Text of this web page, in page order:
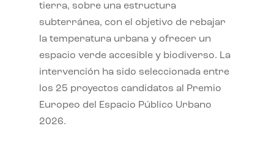
tierra, sobre una estructura
subterránea, con el objetivo de rebajar
la temperatura urbana y ofrecer un
espacio verde accesible y biodiverso. La
intervención ha sido seleccionada entre
los 25 proyectos candidatos al Premio
Europeo del Espacio Público Urbano
2026.